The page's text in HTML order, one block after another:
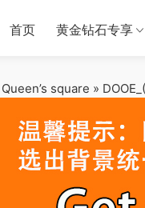
首页 黄金钻石专享
Queen’s square »